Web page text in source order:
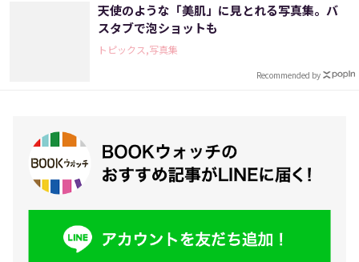
天使のような「美肌」に見とれる写真集。バ
スタブで泡ショットも
トピックス,写真集
Recommended by